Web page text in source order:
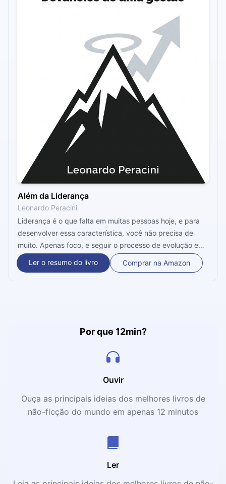
Além da Liderança
Leonardo Peracini
Liderança é o que falta em muitas pessoas hoje, e para
desenvolver essa característica, você não precisa de
muito. Apenas foco, e seguir o processo de evolução e
mudança que temos aqui neste microbook. Rompa seus
próprios limites e crenças, reerga-se como uma nova
Ler o resumo do livro Comprar na Amazon
Por que 12min?
Ouvir
Ouça as principais ideias dos melhores livros de
não-ficção do mundo em apenas 12 minutos
Ler